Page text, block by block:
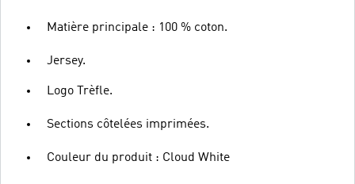
Matière principale : 100 % coton.
Jersey.
Logo Trèfle.
Sections côtelées imprimées.
Couleur du produit : Cloud White